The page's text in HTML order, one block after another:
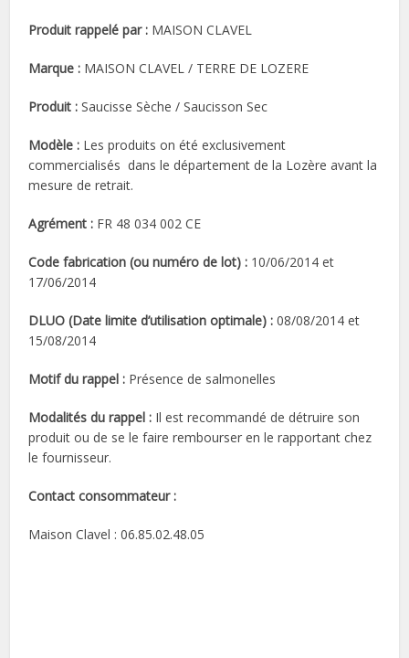
Produit rappelé par : MAISON CLAVEL
Marque : MAISON CLAVEL / TERRE DE LOZERE
Produit : Saucisse Sèche / Saucisson Sec
Modèle : Les produits on été exclusivement
commercialisés dans le département de la Lozère avant la
mesure de retrait.
Agrément : FR 48 034 002 CE
Code fabrication (ou numéro de lot) : 10/06/2014 et
17/06/2014
DLUO (Date limite d’utilisation optimale) : 08/08/2014 et
15/08/2014
Motif du rappel : Présence de salmonelles
Modalités du rappel : Il est recommandé de détruire son
produit ou de se le faire rembourser en le rapportant chez
le fournisseur.
Contact consommateur :
Maison Clavel : 06.85.02.48.05